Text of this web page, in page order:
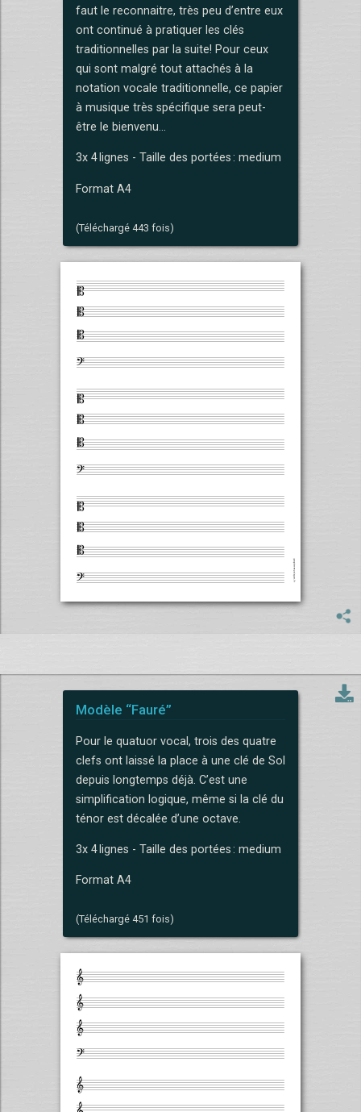
faut le reconnaitre, très peu d’entre eux
ont continué à pratiquer les clés
traditionnelles par la suite! Pour ceux
qui sont malgré tout attachés à la
notation vocale traditionnelle, ce papier
à musique très spécifique sera peut-
être le bienvenu…
3x 4 lignes - Taille des portées : medium
Format A4
(Téléchargé 443 fois)
Modèle “Fauré”
Pour le quatuor vocal, trois des quatre
clefs ont laissé la place à une clé de Sol
depuis longtemps déjà. C’est une
simplification logique, même si la clé du
ténor est décalée d’une octave.
3x 4 lignes - Taille des portées : medium
Format A4
(Téléchargé 451 fois)